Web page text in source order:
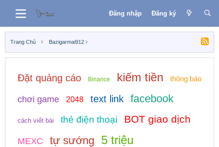
Đăng nhập Đăng ký
Trang Chủ Bazigarmai912
Đặt quảng cáo Binance kiếm tiền thông báo
chơi game 2048 text link facebook
cách viết bài thẻ điện thoại BOT giao dịch
MEXC tự sướng 5 triệu